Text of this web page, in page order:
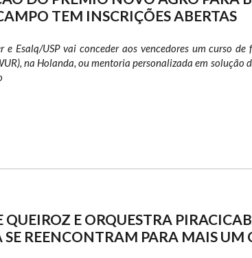
TEM INSCRIÇÕES ABERTAS
e Esalq/USP vai conceder aos vencedores um curso de
na Holanda, ou mentoria personalizada em solução
QUEIROZ E ORQUESTRA
REENCONTRAM PARA MAIS UM